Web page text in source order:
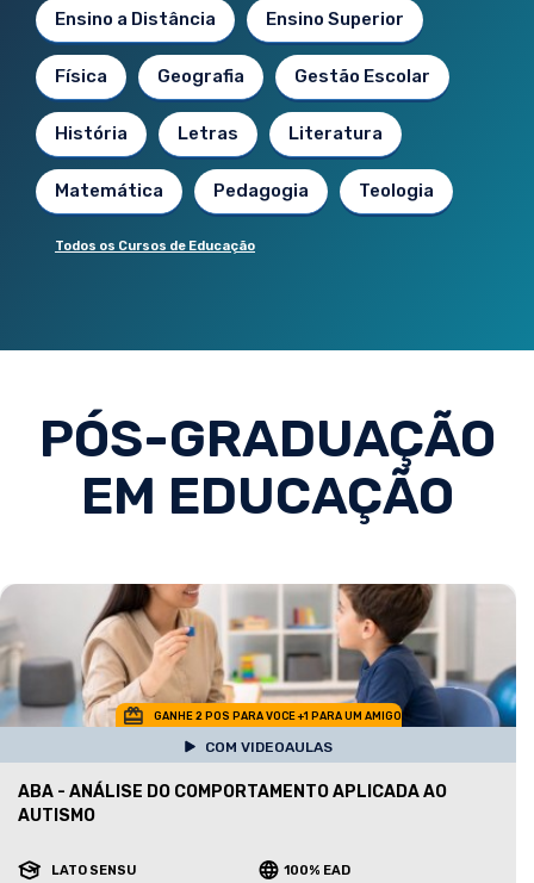
Ensino a Distância Ensino Superior
Física Geografia Gestão Escolar
História Letras Literatura
Matemática Pedagogia Teologia
Todos os Cursos de Educação
PÓS-GRADUAÇÃO
EM EDUCAÇÃO
GANHE 2 POS PARA VOCE +1 PARA UM AMIGO
COM VIDEOAULAS
ABA - ANÁLISE DO COMPORTAMENTO APLICADA AO
AUTISMO
LATO SENSU 100% EAD